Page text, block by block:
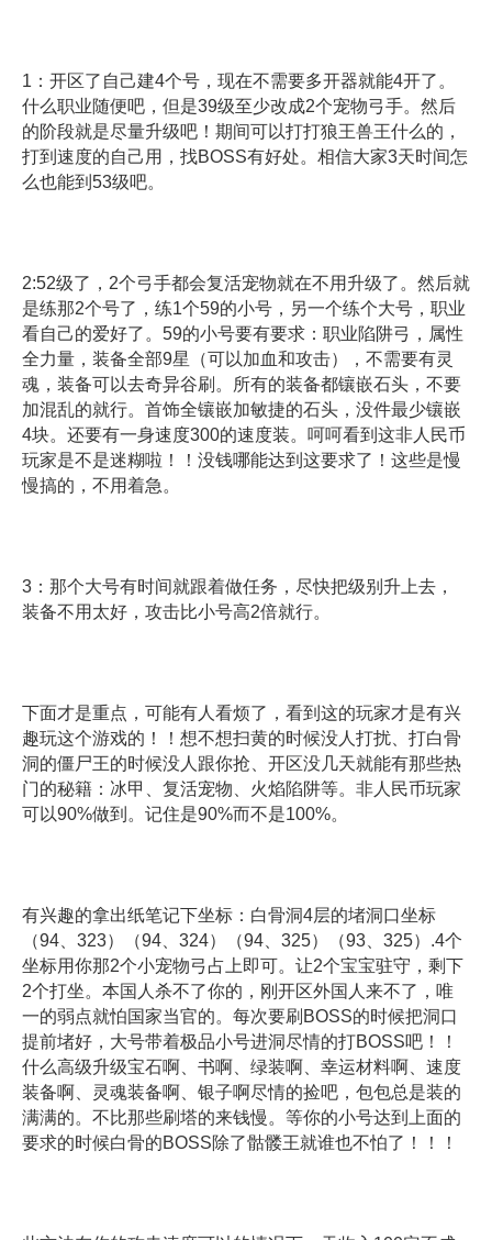
1：开区了自己建4个号，现在不需要多开器就能4开了。
什么职业随便吧，但是39级至少改成2个宠物弓手。然后
的阶段就是尽量升级吧！期间可以打打狼王兽王什么的，
打到速度的自己用，找BOSS有好处。相信大家3天时间怎
么也能到53级吧。
2:52级了，2个弓手都会复活宠物就在不用升级了。然后就
是练那2个号了，练1个59的小号，另一个练个大号，职业
看自己的爱好了。59的小号要有要求：职业陷阱弓，属性
全力量，装备全部9星（可以加血和攻击），不需要有灵
魂，装备可以去奇异谷刷。所有的装备都镶嵌石头，不要
加混乱的就行。首饰全镶嵌加敏捷的石头，没件最少镶嵌
4块。还要有一身速度300的速度装。呵呵看到这非人民币
玩家是不是迷糊啦！！没钱哪能达到这要求了！这些是慢
慢搞的，不用着急。
3：那个大号有时间就跟着做任务，尽快把级别升上去，
装备不用太好，攻击比小号高2倍就行。
下面才是重点，可能有人看烦了，看到这的玩家才是有兴
趣玩这个游戏的！！想不想扫黄的时候没人打扰、打白骨
洞的僵尸王的时候没人跟你抢、开区没几天就能有那些热
门的秘籍：冰甲、复活宠物、火焰陷阱等。非人民币玩家
可以90%做到。记住是90%而不是100%。
有兴趣的拿出纸笔记下坐标：白骨洞4层的堵洞口坐标
（94、323）（94、324）（94、325）（93、325）.4个
坐标用你那2个小宠物弓占上即可。让2个宝宝驻守，剩下
2个打坐。本国人杀不了你的，刚开区外国人来不了，唯
一的弱点就怕国家当官的。每次要刷BOSS的时候把洞口
提前堵好，大号带着极品小号进洞尽情的打BOSS吧！！
什么高级升级宝石啊、书啊、绿装啊、幸运材料啊、速度
装备啊、灵魂装备啊、银子啊尽情的捡吧，包包总是装的
满满的。不比那些刷塔的来钱慢。等你的小号达到上面的
要求的时候白骨的BOSS除了骷髅王就谁也不怕了！！！